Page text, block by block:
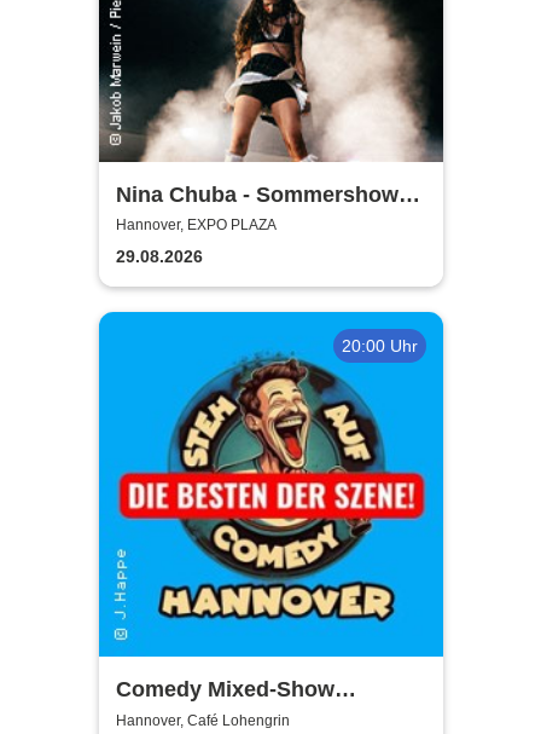
Nina Chuba - Sommershows
2026
Hannover, EXPO PLAZA
29.08.2026
20:00 Uhr
Comedy Mixed-Show
Hannover / STEH AUF
Hannover, Café Lohengrin